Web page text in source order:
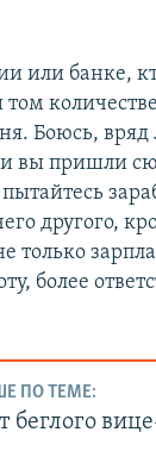
или банке,
том
Боюсь,
вы пришли
другого,
только
более
ПО ТЕМЕ:
беглого